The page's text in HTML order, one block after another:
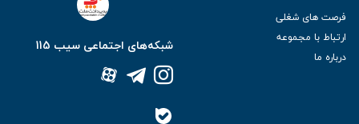
فرصت های شغلی
ارتباط با مجموعه
درباره ما
شبکه‌های اجتماعی سیب 115